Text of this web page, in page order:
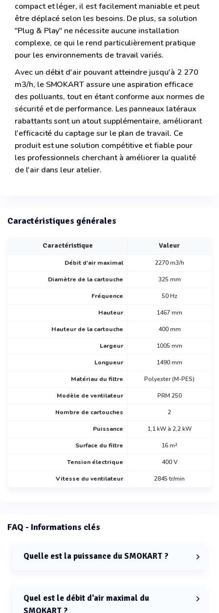
compact et léger, il est facilement maniable et peut
être déplacé selon les besoins. De plus, sa solution
"Plug & Play" ne nécessite aucune installation
complexe, ce qui le rend particulièrement pratique
pour les environnements de travail variés.
Avec un débit d'air pouvant atteindre jusqu'à 2 270
m3/h, le SMOKART assure une aspiration efficace
des polluants, tout en étant conforme aux normes de
sécurité et de performance. Les panneaux latéraux
rabattants sont un atout supplémentaire, améliorant
l'efficacité du captage sur le plan de travail. Ce
produit est une solution compétitive et fiable pour
les professionnels cherchant à améliorer la qualité
de l'air dans leur atelier.
Caractéristiques générales
Caractéristique Valeur
Débit d'air maximal 2270 m3/h
Diamètre de la cartouche 325 mm
Fréquence 50 Hz
Hauteur 1467 mm
Hauteur de la cartouche 400 mm
Largeur 1005 mm
Longueur 1490 mm
Matériau du filtre Polyester (M-PES)
Modèle de ventilateur PRM 250
Nombre de cartouches 2
Puissance 1,1 kW à 2,2 kW
Surface du filtre 16 m²
Tension électrique 400 V
Vitesse du ventilateur 2845 tr/min
FAQ - Informations clés
Quelle est la puissance du SMOKART ?
Quel est le débit d'air maximal du
SMOKART ?